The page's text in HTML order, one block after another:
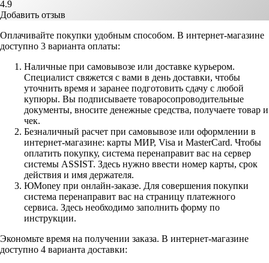
4.9
Добавить отзыв
Оплачивайте покупки удобным способом. В интернет-магазине
доступно 3 варианта оплаты:
Наличные при самовывозе или доставке курьером.
Специалист свяжется с вами в день доставки, чтобы
уточнить время и заранее подготовить сдачу с любой
купюры. Вы подписываете товаросопроводительные
документы, вносите денежные средства, получаете товар и
чек.
Безналичный расчет при самовывозе или оформлении в
интернет-магазине: карты МИР, Visa и MasterCard. Чтобы
оплатить покупку, система перенаправит вас на сервер
системы ASSIST. Здесь нужно ввести номер карты, срок
действия и имя держателя.
ЮMoney при онлайн-заказе. Для совершения покупки
система перенаправит вас на страницу платежного
сервиса. Здесь необходимо заполнить форму по
инструкции.
Экономьте время на получении заказа. В интернет-магазине
доступно 4 варианта доставки: